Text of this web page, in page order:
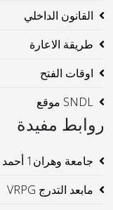
القانون الداخلي
طريقة الاعارة
اوقات الفتح
SNDL موقع
روابط مفيدة
جامعة وهران1 أحمد بن بلة
مابعد التدرج VRPG